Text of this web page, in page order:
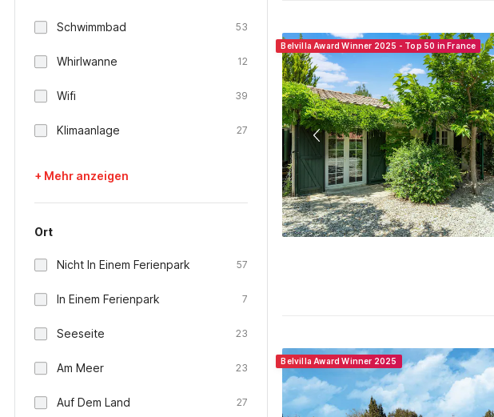
Schwimmbad 53
Whirlwanne 12
Wifi 39
Klimaanlage 27
+ Mehr anzeigen
Ort
Nicht In Einem Ferienpark 57
In Einem Ferienpark 7
Seeseite 23
Am Meer 23
Auf Dem Land 27
Belvilla Award Winner 2025 - Top 50 in France
Belvilla Award Winner 2025